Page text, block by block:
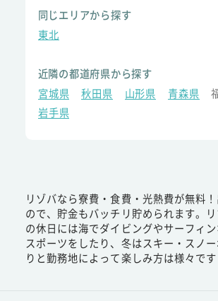
同じエリアから探す
東北
近隣の都道府県から探す
宮城県
秋田県 山形県 青森県
岩手県
リゾバなら寮費・食費・光熱費が無料
ので、貯金もバッチリ貯められます。
の休日には海でダイビングやサーフィ
スポーツをしたり、冬はスキー・スノ
りと勤務地によって楽しみ方は様々です